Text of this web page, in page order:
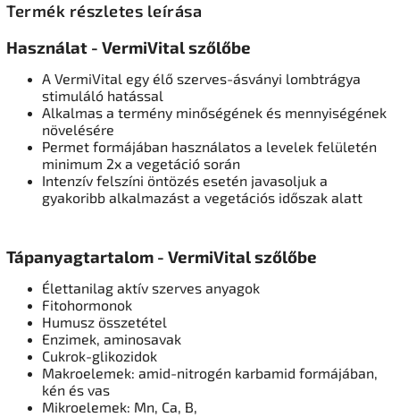
Termék részletes leírása
Használat - VermiVital szőlőbe
A VermiVital egy élő szerves-ásványi lombtrágya
stimuláló hatással
Alkalmas a termény minőségének és mennyiségének
növelésére
Permet formájában használatos a levelek felületén
minimum 2x a vegetáció során
Intenzív felszíni öntözés esetén javasoljuk a
gyakoribb alkalmazást a vegetációs időszak alatt
Tápanyagtartalom - VermiVital szőlőbe
Élettanilag aktív szerves anyagok
Fitohormonok
Humusz összetétel
Enzimek, aminosavak
Cukrok-glikozidok
Makroelemek: amid-nitrogén karbamid formájában,
kén és vas
Mikroelemek: Mn, Ca, B,